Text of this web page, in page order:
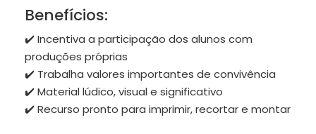
Benefícios:
✔️ Incentiva a participação dos alunos com
produções próprias
✔️ Trabalha valores importantes de convivência
✔️ Material lúdico, visual e significativo
✔️ Recurso pronto para imprimir, recortar e montar